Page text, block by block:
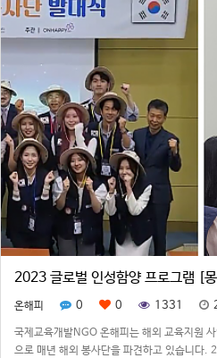
2023 글로벌 인성함양 프로그램 [
온해피 0 0 1331
국제교육개발NGO 온해피는 해외 교육지원
으로 매년 해외 봉사단을 파견하고 있습니다.